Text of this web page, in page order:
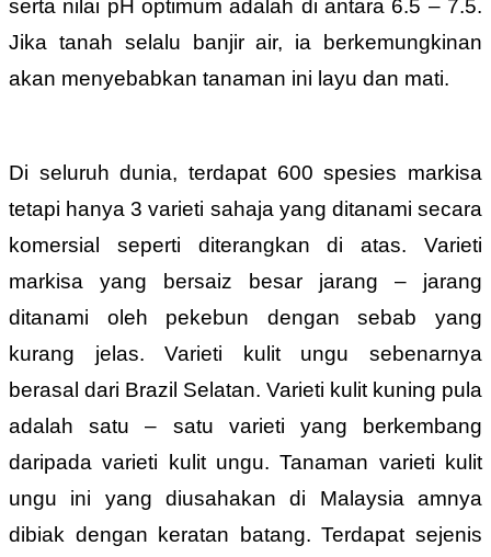
serta nilai pH optimum adalah di antara 6.5 – 7.5.
Jika tanah selalu banjir air, ia berkemungkinan
akan menyebabkan tanaman ini layu dan mati.
Di seluruh dunia, terdapat 600 spesies markisa
tetapi hanya 3 varieti sahaja yang ditanami secara
komersial seperti diterangkan di atas. Varieti
markisa yang bersaiz besar jarang – jarang
ditanami oleh pekebun dengan sebab yang
kurang jelas. Varieti kulit ungu sebenarnya
berasal dari Brazil Selatan. Varieti kulit kuning pula
adalah satu – satu varieti yang berkembang
daripada varieti kulit ungu. Tanaman varieti kulit
ungu ini yang diusahakan di Malaysia amnya
dibiak dengan keratan batang. Terdapat sejenis